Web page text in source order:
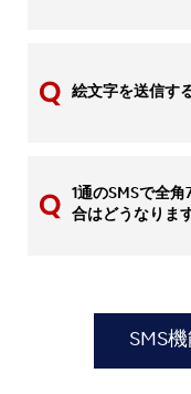
絵文字を送信す
1通のSMSで全
合はどうなりま
SMS